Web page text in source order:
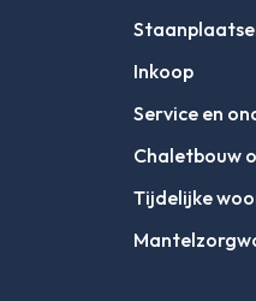
Inkoop
Service en
Chaletbouw
Tijdelijke